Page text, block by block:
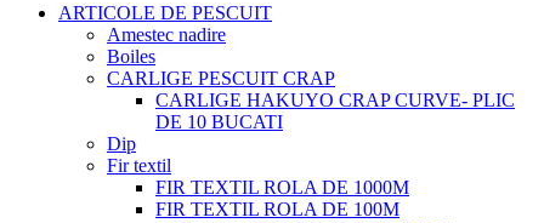
ARTICOLE DE PESCUIT
Amestec nadire
Boiles
CARLIGE PESCUIT CRAP
CARLIGE HAKUYO CRAP CURVE- PLIC
DE 10 BUCATI
Dip
Fir textil
FIR TEXTIL ROLA DE 1000M
FIR TEXTIL ROLA DE 100M